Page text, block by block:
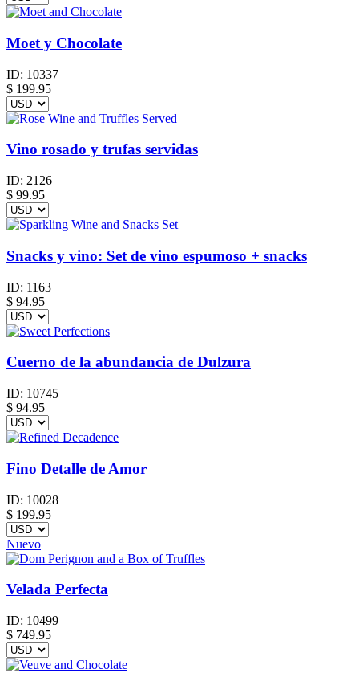
Moet y Chocolate
ID: 10337
$ 199.95
Vino rosado y trufas servidas
ID: 2126
$ 99.95
Snacks y vino: Set de vino espumoso + snacks
ID: 1163
$ 94.95
Cuerno de la abundancia de Dulzura
ID: 10745
$ 94.95
Fino Detalle de Amor
ID: 10028
$ 199.95
Nuevo
Velada Perfecta
ID: 10499
$ 749.95